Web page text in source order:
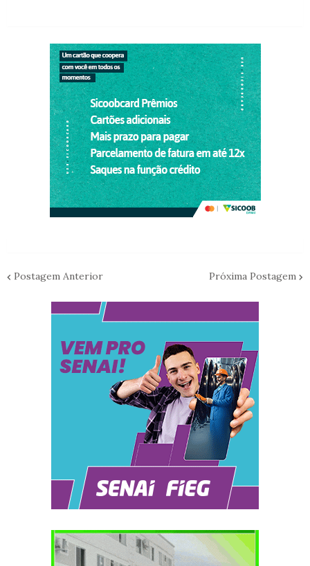
Postagem Anterior Próxima Postagem